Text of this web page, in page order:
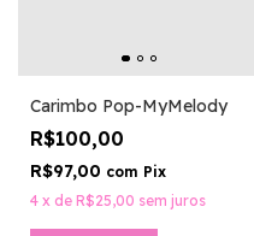
Carimbo Pop-MyMelody
R$100,00
R$97,00 com Pix
4 x de R$25,00 sem juros